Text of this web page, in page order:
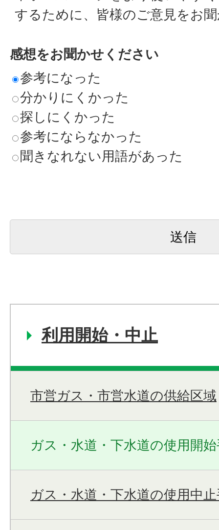
するために、皆様のご意見をお
感想をお聞かせください
参考になった
分かりにくかった
探しにくかった
参考にならなかった
聞きなれない用語があった
利用開始・中止
市営ガス・市営水道の供給区域
ガス・水道・下水道の使用開
ガス・水道・下水道の使用中